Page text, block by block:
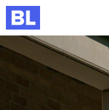
Genveje
Find medarbejder
Kurser og arrangementer